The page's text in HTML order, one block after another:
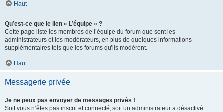
Haut
Qu’est-ce que le lien « L’équipe » ?
Cette page liste les membres de l’équipe du forum que sont les
administrateurs et les modérateurs, en plus de quelques informations
supplémentaires tels que les forums qu’ils modèrent.
Haut
Messagerie privée
Je ne peux pas envoyer de messages privés !
Soit vous n’êtes pas inscrit et connecté, soit un administrateur a désactivé